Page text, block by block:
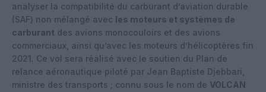
analyser la compatibilité du carburant d’aviation durable
(SAF) non mélangé avec les moteurs et systèmes de
carburant des avions monocouloirs et des avions
commerciaux, ainsi qu’avec les moteurs d’hélicoptères fin
2021. Ce vol sera réalisé avec le soutien du Plan de
relance aéronautique piloté par Jean Baptiste Djebbari,
ministre des transports ; connu sous le nom de VOLCAN